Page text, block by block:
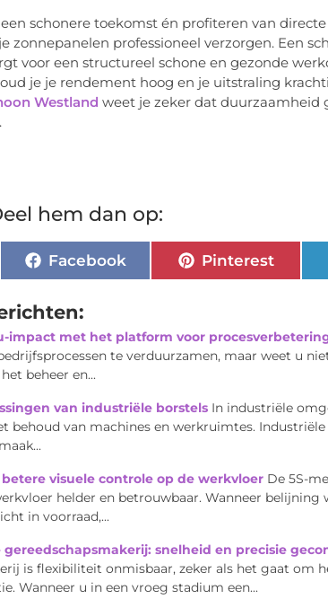
schonere toekomst én profiteren van
zonnepanelen professioneel verzorgen. Een
voor een structureel schone en gezonde
je je rendement hoog en je uitstraling
Westland weet je zeker dat duurzaamheid
hem dan op:
Facebook Pinterest
impact met het platform voor
te verduurzamen, maar weet u
beheer en...
van industriële borstels In industriële
behoud van machines en werkruimtes.
visuele controle op de werkvloer De 5S-
helder en betrouwbaar. Wanneer
in voorraad,...
snelheid en precisie
is flexibiliteit onmisbaar, zeker als het gaat om
Wanneer u in een vroeg stadium een...